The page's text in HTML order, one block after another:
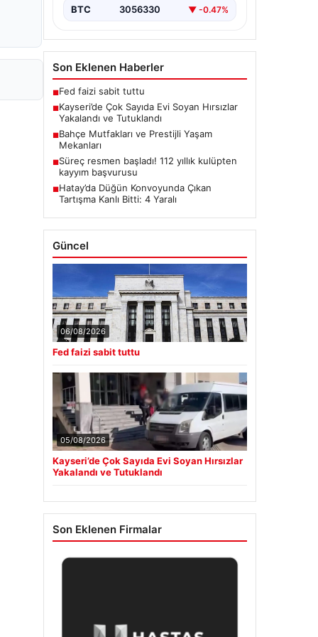
BTC 3056330 ▼ -0.47%
Son Eklenen Haberler
■Fed faizi sabit tuttu
■Kayseri’de Çok Sayıda Evi Soyan Hırsızlar
Yakalandı ve Tutuklandı
■Bahçe Mutfakları ve Prestijli Yaşam
Mekanları
■Süreç resmen başladı! 112 yıllık kulüpten
kayyım başvurusu
■Hatay’da Düğün Konvoyunda Çıkan
Tartışma Kanlı Bitti: 4 Yaralı
Güncel
06/08/2026
Fed faizi sabit tuttu
05/08/2026
Kayseri’de Çok Sayıda Evi Soyan Hırsızlar
Yakalandı ve Tutuklandı
Son Eklenen Firmalar